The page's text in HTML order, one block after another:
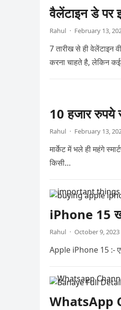
वैलेंटाइन डे पर
Rahul · February 13,
7 तारीख से ही वेलेंटाइन
करना चाहते है, लेकिन कई
10 हजार रुपये
Rahul · February 13,
मार्केट में भले ही महंगे
किसी…
iPhone 15
Rahul · October 9, 2023
Apple iPhone 15 :-
WhatsApp